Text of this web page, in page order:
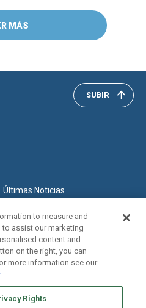
MÁS
SUBIR
Últimas Noticias
Edición Impresa
to measure and
to assist our marketing
content and
on the right, you can
more information see our
Rights